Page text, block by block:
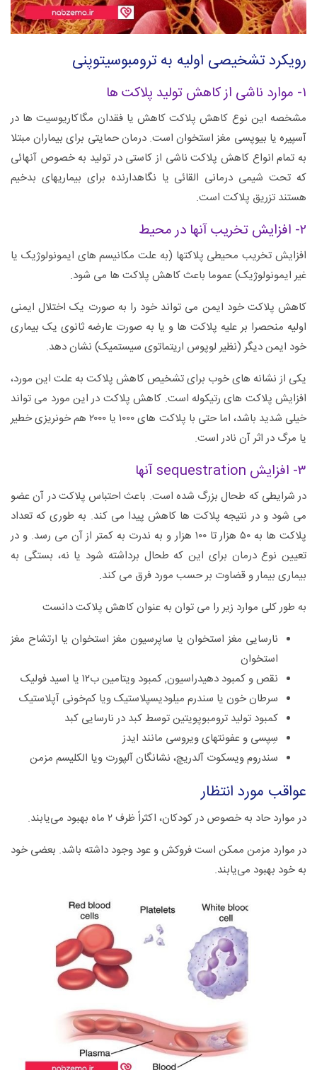
رویکرد تشخیصی اولیه به ترومبوسیتوپنی
۱- موارد ناشی از کاهش تولید پلاکت ها
مشخصه این نوع کاهش پلاکت کاهش یا فقدان مگاکاریوسیت ها در
آسپیره یا بیوپسی مغز استخوان است. درمان حمایتی برای بیماران مبتلا
به تمام انواع کاهش پلاکت ناشی از کاستی در تولید به خصوص آنهائی
که تحت شیمی درمانی القائی یا نگاهدارنده برای بیماریهای بدخیم
هستند تزریق پلاکت است.
۲- افزایش تخریب آنها در محیط
افزایش تخریب محیطی پلاکتها (به علت مکانیسم های ایمونولوژیک یا
غیر ایمونولوژیک) عموما باعث کاهش پلاکت ها می شود.
کاهش پلاکت خود ایمن می تواند خود را به صورت یک اختلال ایمنی
اولیه منحصرا بر علیه پلاکت ها و یا به صورت عارضه ثانوی یک بیماری
خود ایمن دیگر (نظیر لوپوس اریتماتوی سیستمیک) نشان دهد.
یکی از نشانه های خوب برای تشخیص کاهش پلاکت به علت این مورد،
افزایش پلاکت های رتیکوله است. کاهش پلاکت در این مورد می تواند
خیلی شدید باشد، اما حتی با پلاکت های ۱۰۰۰ یا ۲۰۰۰ هم خونریزی خطیر
یا مرگ در اثر آن نادر است.
۳- افزایش sequestration آنها
در شرایطی که طحال بزرگ شده است. باعث احتباس پلاکت در آن عضو
می شود و در نتیجه پلاکت ها کاهش پیدا می کند. به طوری که تعداد
پلاکت ها به ۵۰ هزار تا ۱۰۰ هزار و به ندرت به کمتر از آن می رسد. و در
تعیین نوع درمان برای این که طحال برداشته شود یا نه، بستگی به
بیماری بیمار و قضاوت بر حسب مورد فرق می کند.
به طور کلی موارد زیر را می توان به عنوان کاهش پلاکت دانست
نارسایی مغز استخوان یا ساپرسیون مغز استخوان یا ارتشاح مغز
استخوان
نقص و کمبود دهیدراسیون, کمبود ویتامین ب۱۲ یا اسید فولیک
سرطان خون یا سندرم میلودیسپلاستیک ویا کم‌خونی آپلاستیک
کمبود تولید ترومبوپویتین توسط کبد در نارسایی کبد
سِپسی و عفونتهای ویروسی مانند ایدز
سندروم ویسکوت آلدریچ، نشانگان آلپورت ویا الکلیسم مزمن
عواقب‌ مورد انتظار
در موارد حاد به‌ خصوص‌ در کودکان‌، اکثراً ظرف‌ ۲ ماه‌ بهبود می‌یابند.
در موارد مزمن‌ ممکن‌ است‌ فروکش‌ و عود وجود داشته‌ باشد. بعضی‌ خود
به‌ خود بهبود می‌یابند.